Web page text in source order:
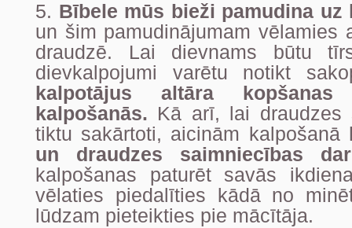
5. Bībele mūs bieži pamudina uz
un šim pamudinājumam vēlamies
draudzē. Lai dievnams būtu
dievkalpojumi varētu notikt
kalpotājus altāra
kalpošanās. Kā arī, lai draudzes
tiktu sakārtoti, aicinām kalpošanā
un draudzes saimniecības
kalpošanas paturēt savās
vēlaties piedalīties kādā no
lūdzam pieteikties pie mācītāja.